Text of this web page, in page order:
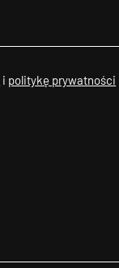
i politykę prywatności